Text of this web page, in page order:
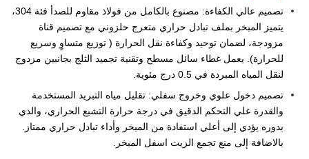
تصميم عالي الكفاءة: مصنوع بالكامل من فولاذ مقاوم للصدأ فئة 304،
يتميز المبخر بملف تبادل حراري متعرج حلزوني مع تصميم قناة
مزودجة، لضمان توحيد وكفاءة نقل الحرارة ( توزيع متساوٍ وسريع
للحرارة). يعمل غطاء سائل مسطح وتقنية تجميد الثلج بجانبين مزدوج
لنقل المياه المبردة في 0.5 درج مئوية.
تصميم دخول علوي وخروج سفلي: تقليل مياه التبريد المستخدمة
والقدرة علي التحكم الدقيق في درجة حرارة التشبع الحراري، والذي
بدوره يؤدي إلى أعلي استفادة من المبخر وأداء تبادل حراري ممتاز.
بالاضافة إلى منع تجمع الزيت اسفل المبخر.